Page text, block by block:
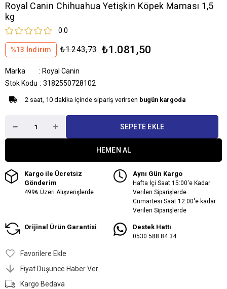
Royal Canin Chihuahua Yetişkin Köpek Maması 1,5
kg
0.0
%13 İndirim ₺1.243,73 ₺1.081,50
Marka : Royal Canin
Stok Kodu
3182550728102
2 saat, 10 dakika içinde sipariş verirsen bugün kargoda
Kargo ile Ücretsiz
Gönderim
499₺ Üzeri Alışverişlerde
Aynı Gün Kargo
Hafta İçi Saat 15:00'e Kadar
Verilen Siparişlerde
Cumartesi Saat 12:00'e kadar
Verilen Siparişlerde
Orijinal Ürün Garantisi Destek Hattı
0530 588 84 34
Favorilere Ekle
Fiyat Düşünce Haber Ver
Kargo Bedava